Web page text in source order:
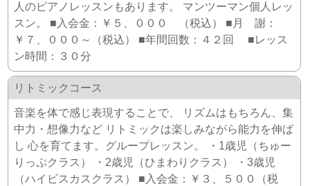
人のピアノレッスンもあります。 マンツーマン個人レッ
スン。 ■入会金：￥５、０００ （税込） ■月 謝：
￥７、０００～（税込） ■年間回数：４２回 ■レッス
ン時間：３０分
リトミックコース
音楽を体で感じ表現することで、 リズムはもちろん、集
中力・想像力など リトミックは楽しみながら能力を伸ば
し 心を育てます。グループレッスン。 ・1歳児（ちゅー
りっぷクラス） ・2歳児（ひまわりクラス） ・3歳児
（ハイビスカスクラス） ■入会金：￥３、５００（税